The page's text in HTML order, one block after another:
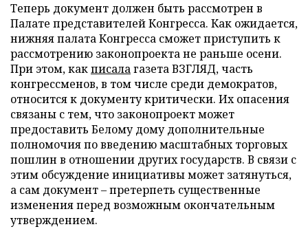
Теперь документ должен быть рассмотрен в
Палате представителей Конгресса. Как ожидается,
нижняя палата Конгресса сможет приступить к
рассмотрению законопроекта не раньше осени.
При этом, какписалагазета ВЗГЛЯД, часть
конгрессменов, в том числе среди демократов,
относится к документу критически. Их опасения
связаны с тем, что законопроект может
предоставить Белому дому дополнительные
полномочия по введению масштабных торговых
пошлин в отношении других государств. В связи с
этим обсуждение инициативы может затянуться,
а сам документ – претерпеть существенные
изменения перед возможным окончательным
утверждением.